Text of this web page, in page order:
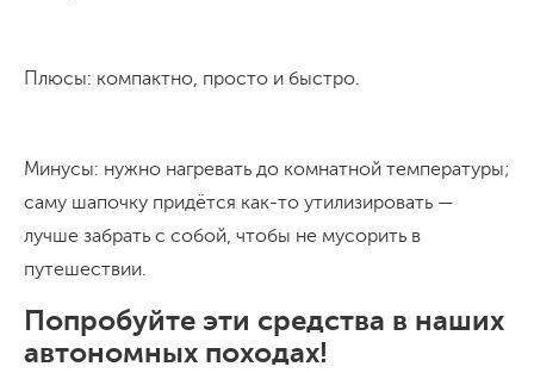
Плюсы: компактно, просто и быстро.
Минусы: нужно нагревать до комнатной температуры;
саму шапочку придётся как-то утилизировать —
лучше забрать с собой, чтобы не мусорить в
путешествии.
Попробуйте эти средства в наших
автономных походах!